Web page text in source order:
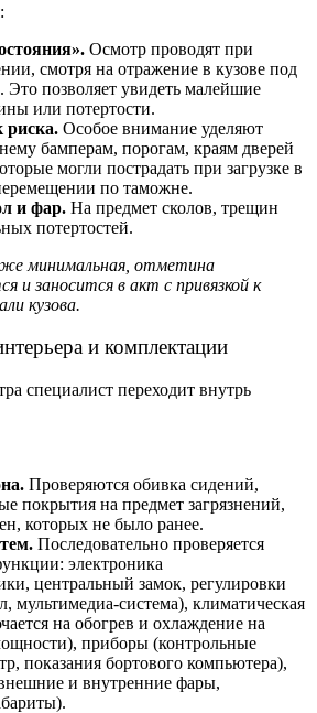
Осмотр проводят при
смотря на отражение в кузове под
Это позволяет увидеть малейшие
или потертости.
риска. Особое внимание уделяют
бамперам, порогам, краям дверей
могли пострадать при загрузке в
по таможне.
и фар. На предмет сколов, трещин
потертостей.
минимальная, отметина
и заносится в акт с привязкой к
кузова.
и комплектации
специалист переходит внутрь
Проверяются обивка сидений,
покрытия на предмет загрязнений,
которых не было ранее.
Последовательно проверяется
электроника
центральный замок, регулировки
мультимедиа-система), климатическая
на обогрев и охлаждение на
приборы (контрольные
показания бортового компьютера),
и внутренние фары,